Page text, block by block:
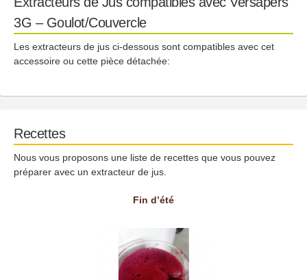
3G – Goulot/Couvercle
Les extracteurs de jus ci-dessous sont compatibles avec cet
accessoire ou cette pièce détachée:
Recettes
Nous vous proposons une liste de recettes que vous pouvez
préparer avec un extracteur de jus.
Fin d’été